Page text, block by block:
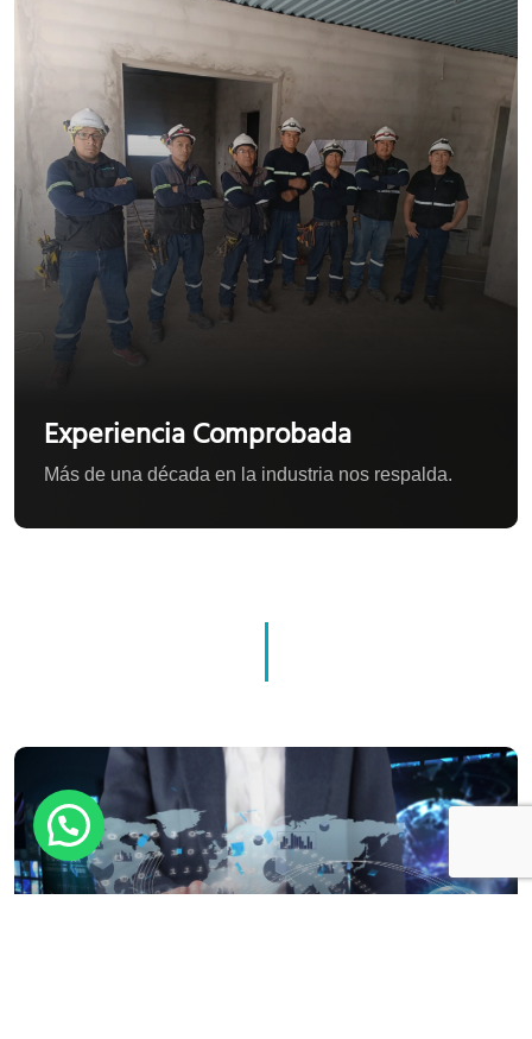
Experiencia Comprobada
Más de una década en la industria nos respalda.